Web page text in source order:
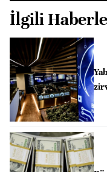
İlgili